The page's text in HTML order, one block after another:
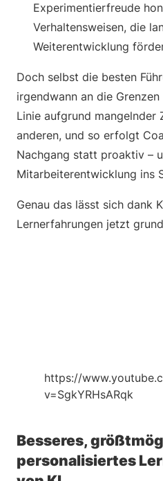
Experimentierfreude
Verhaltensweisen, die
Weiterentwicklung
Doch selbst die besten
irgendwann an die
Linie aufgrund mangelnder
anderen, und so erfolgt
Nachgang statt proaktiv –
Mitarbeiterentwicklung ins
Genau das lässt sich dank
Lernerfahrungen jetzt
https://
v=SgkYRHsARqk
Besseres,
personalisiertes